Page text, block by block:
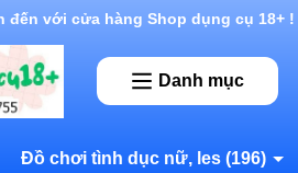
và chương trình khuyến mãi đang
Danh mục
Đồ chơi tình dục nữ, les (196)